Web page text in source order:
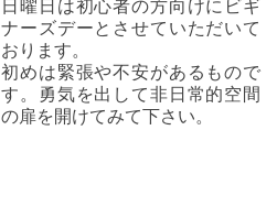
日曜日は初心者の方向けにビギ
ナーズデーとさせていただいて
おります。
初めは緊張や不安があるもので
す。勇気を出して非日常的空間
の扉を開けてみて下さい。